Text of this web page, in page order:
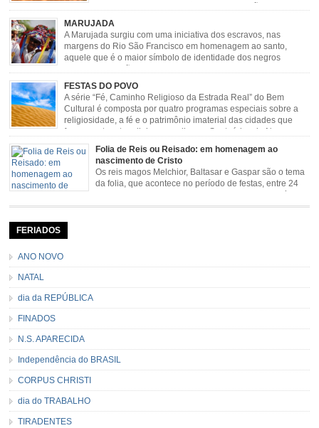
de boi, carreteada, carreiros, candeeiros, boiadas, carapinas, artesãos,
exposição agropecuária, ou seja é um ponto forte […]
MARUJADA
A Marujada surgiu com uma iniciativa dos escravos, nas
margens do Rio São Francisco em homenagem ao santo,
aquele que é o maior símbolo de identidade dos negros
sendo milagroso e grande protetor de suas causas. o ponto alto da festa de
São Benedito é a Marujada. […]
FESTAS DO POVO
A série “Fé, Caminho Religioso da Estrada Real” do Bem
Cultural é composta por quatro programas especiais sobre a
religiosidade, a fé e o patrimônio imaterial das cidades que
fazem parte rota religiosa que liga os Santuários de Nossa
Senhora da Piedade (MG) e Nossa Senhora da Conceição Aparecida (SP)
pela Estrada Real. Quarto episódio […]
Folia de Reis ou Reisado: em homenagem ao
nascimento de Cristo
Os reis magos Melchior, Baltasar e Gaspar são o tema
da folia, que acontece no período de festas, entre 24
de dezembro e 06 de janeiro. Durante a festa, o líder e
seu contramestre lideram a música e o canto do grupo, passando pela
FERIADOS
ANO NOVO
NATAL
dia da REPÚBLICA
FINADOS
N.S. APARECIDA
Independência do BRASIL
CORPUS CHRISTI
dia do TRABALHO
TIRADENTES